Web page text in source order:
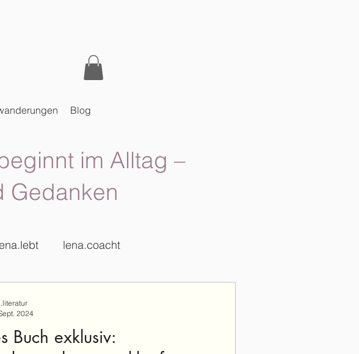
Blog
im Alltag –
Gedanken
lena.coacht
Buch exklusiv:
2024